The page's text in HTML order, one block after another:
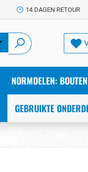
14 DAGEN RETOUR
NORMDELEN:
GEBRUIKTE